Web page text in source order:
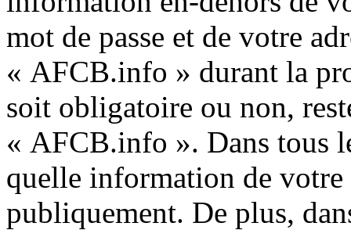
mot de passe et de votre
« AFCB.info » durant la
soit obligatoire ou non,
« AFCB.info ». Dans tous
quelle information de votre
publiquement. De plus,